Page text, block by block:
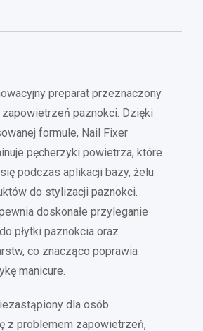
preparat przeznaczony
paznokci. Dzięki
formule, Nail Fixer
pęcherzyki powietrza, które
podczas aplikacji bazy, żelu
do stylizacji paznokci.
doskonałe przyleganie
płytki paznokcia oraz
co znacząco poprawia
manicure.
dla osób
z problemem zapowietrzeń,